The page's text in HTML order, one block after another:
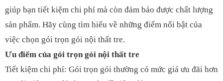
giúp bạn tiết kiệm chi phí mà còn đảm bảo được chất lượng
sản phẩm. Hãy cùng tìm hiểu về những điểm nổi bật của
việc chọn gói trọn gói nội thất tre.
Ưu điểm của gói trọn gói nội thất tre
Tiết kiệm chi phí: Gói trọn gói thường có mức giá ưu đãi hơn